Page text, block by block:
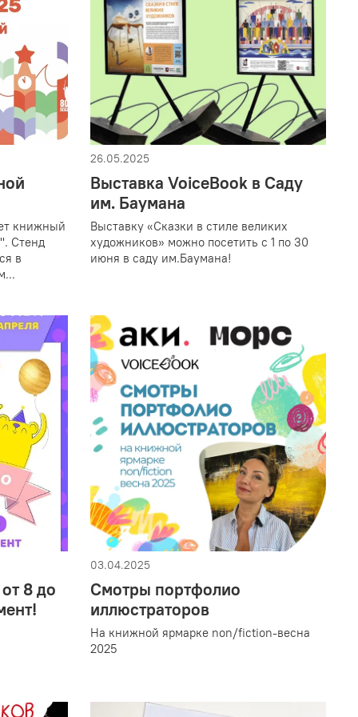
книжный
Стенд
в
26.05.2025
Выставка VoiceBook в Саду
им. Баумана
Выставку «Сказки в стиле великих
художников» можно посетить с 1 по 30
июня в саду им.Баумана!
8 до
03.04.2025
Смотры портфолио
иллюстраторов
На книжной ярмарке non/fiction-весна
2025